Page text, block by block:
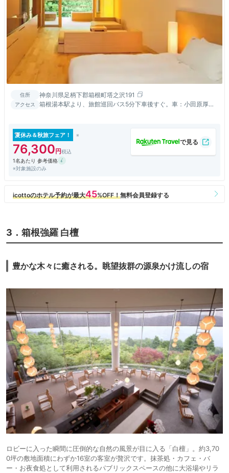
住所 神奈川県足柄下郡箱根町塔之沢191
アクセス
箱根湯本駅より、旅館巡回バス5分下車後すぐ。車：小田原厚木
夏休み＆秋旅フェア！
76,300
1名あたり 参考価格
※対象施設のみ
3．箱根強羅 白檀
豊かな木々に癒される。眺望抜群の源泉かけ流しの宿
ロビーに入った瞬間に圧倒的な自然の風景が目に入る「白檀」。約3,70
0坪の敷地面積にわずか16室の客室が贅沢です。抹茶処・カフェ・バ
ー・お夜食処として利用されるパブリックスペースの他に大浴場やリラ